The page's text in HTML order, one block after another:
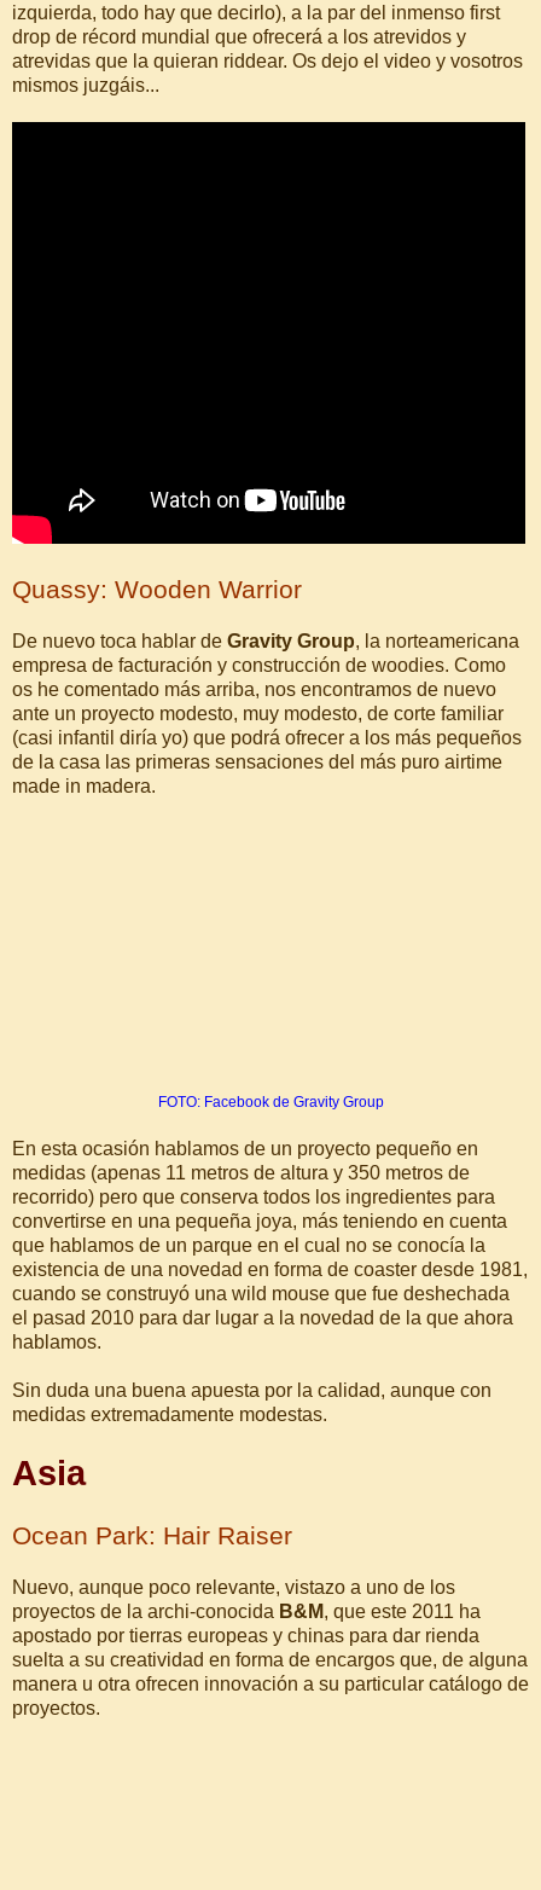
izquierda, todo hay que decirlo), a la par del inmenso first
drop de récord mundial que ofrecerá a los atrevidos y
atrevidas que la quieran riddear. Os dejo el video y vosotros
mismos juzgáis...
Quassy: Wooden Warrior
De nuevo toca hablar de Gravity Group, la norteamericana
empresa de facturación y construcción de woodies. Como
os he comentado más arriba, nos encontramos de nuevo
ante un proyecto modesto, muy modesto, de corte familiar
(casi infantil diría yo) que podrá ofrecer a los más pequeños
de la casa las primeras sensaciones del más puro airtime
made in madera.
FOTO: Facebook de Gravity Group
En esta ocasión hablamos de un proyecto pequeño en
medidas (apenas 11 metros de altura y 350 metros de
recorrido) pero que conserva todos los ingredientes para
convertirse en una pequeña joya, más teniendo en cuenta
que hablamos de un parque en el cual no se conocía la
existencia de una novedad en forma de coaster desde 1981,
cuando se construyó una wild mouse que fue deshechada
el pasad 2010 para dar lugar a la novedad de la que ahora
hablamos.
Sin duda una buena apuesta por la calidad, aunque con
medidas extremadamente modestas.
Asia
Ocean Park: Hair Raiser
Nuevo, aunque poco relevante, vistazo a uno de los
proyectos de la archi-conocida B&M, que este 2011 ha
apostado por tierras europeas y chinas para dar rienda
suelta a su creatividad en forma de encargos que, de alguna
manera u otra ofrecen innovación a su particular catálogo de
proyectos.